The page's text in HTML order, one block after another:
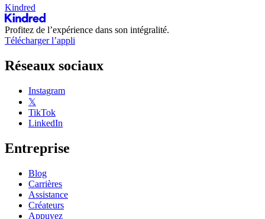
Kindred
Profitez de l’expérience dans son intégralité.
Télécharger l’appli
Réseaux sociaux
Instagram
𝕏
TikTok
LinkedIn
Entreprise
Blog
Carrières
Assistance
Créateurs
Appuyez